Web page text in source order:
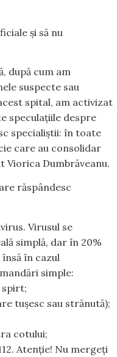
și să nu
după cum am
suspecte sau
spital, am activizat
speculațiile despre
specialiștii: în toate
care au consolidar
Viorica Dumbrăveanu.
răspândesc
Virusul se
simplă, dar în 20%
în cazul
simple:
spirt;
tușesc sau strănută);
cotului;
Atenție! Nu mergeți